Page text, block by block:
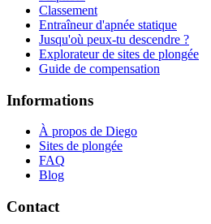
Classement
Entraîneur d'apnée statique
Jusqu'où peux-tu descendre ?
Explorateur de sites de plongée
Guide de compensation
Informations
À propos de Diego
Sites de plongée
FAQ
Blog
Contact